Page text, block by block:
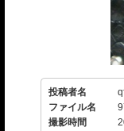
投稿者名
ファイル名
撮影時間